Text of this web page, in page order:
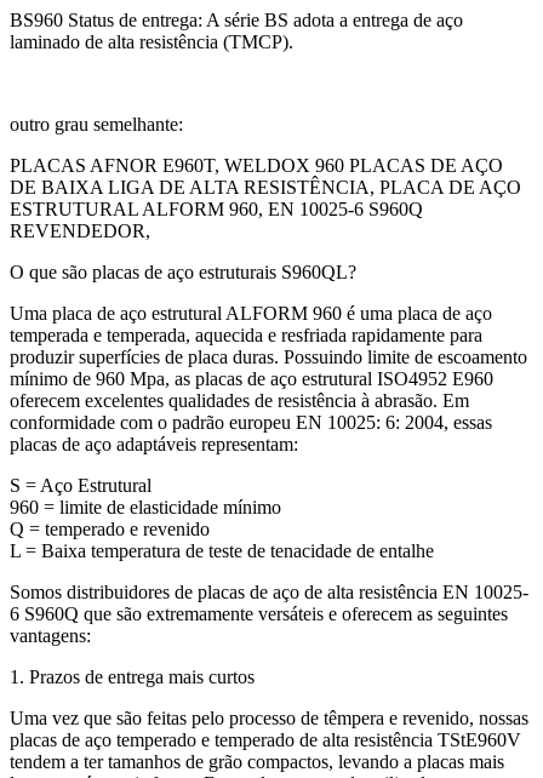
BS960 Status de entrega: A série BS adota a entrega de aço
laminado de alta resistência (TMCP).
outro grau semelhante:
PLACAS AFNOR E960T, WELDOX 960 PLACAS DE AÇO
DE BAIXA LIGA DE ALTA RESISTÊNCIA, PLACA DE AÇO
ESTRUTURAL ALFORM 960, EN 10025-6 S960Q
REVENDEDOR,
O que são placas de aço estruturais S960QL?
Uma placa de aço estrutural ALFORM 960 é uma placa de aço
temperada e temperada, aquecida e resfriada rapidamente para
produzir superfícies de placa duras. Possuindo limite de escoamento
mínimo de 960 Mpa, as placas de aço estrutural ISO4952 E960
oferecem excelentes qualidades de resistência à abrasão. Em
conformidade com o padrão europeu EN 10025: 6: 2004, essas
placas de aço adaptáveis representam:
S = Aço Estrutural
960 = limite de elasticidade mínimo
Q = temperado e revenido
L = Baixa temperatura de teste de tenacidade de entalhe
Somos distribuidores de placas de aço de alta resistência EN 10025-
6 S960Q que são extremamente versáteis e oferecem as seguintes
vantagens:
1. Prazos de entrega mais curtos
Uma vez que são feitas pelo processo de têmpera e revenido, nossas
placas de aço temperado e temperado de alta resistência TStE960V
tendem a ter tamanhos de grão compactos, levando a placas mais